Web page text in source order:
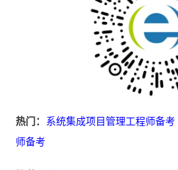
热门： 系统集成项目管理工程师备考
师备考